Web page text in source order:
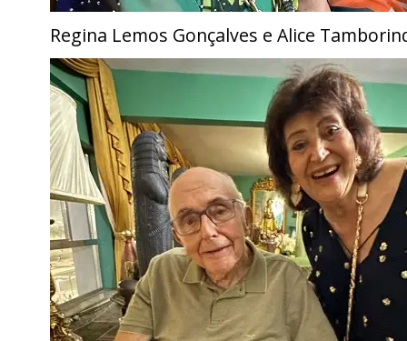
Regina Lemos Gonçalves e Alice